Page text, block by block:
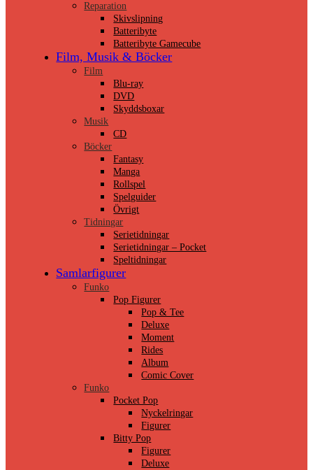
Reparation
Skivslipning
Batteribyte
Batteribyte Gamecube
Film, Musik & Böcker
Film
Blu-ray
DVD
Skyddsboxar
Musik
CD
Böcker
Fantasy
Manga
Rollspel
Spelguider
Övrigt
Tidningar
Serietidningar
Serietidningar – Pocket
Speltidningar
Samlarfigurer
Funko
Pop Figurer
Pop & Tee
Deluxe
Moment
Rides
Album
Comic Cover
Funko
Pocket Pop
Nyckelringar
Figurer
Bitty Pop
Figurer
Deluxe